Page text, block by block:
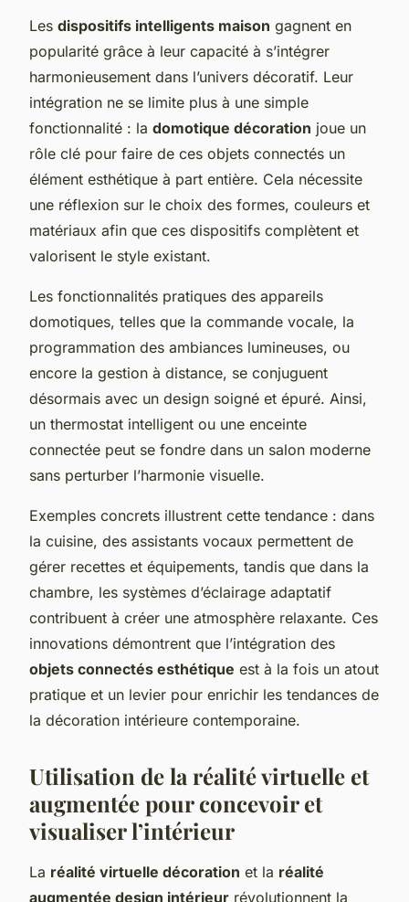
Les dispositifs intelligents maison gagnent en
popularité grâce à leur capacité à s’intégrer
harmonieusement dans l’univers décoratif. Leur
intégration ne se limite plus à une simple
fonctionnalité : la domotique décoration joue un
rôle clé pour faire de ces objets connectés un
élément esthétique à part entière. Cela nécessite
une réflexion sur le choix des formes, couleurs et
matériaux afin que ces dispositifs complètent et
valorisent le style existant.
Les fonctionnalités pratiques des appareils
domotiques, telles que la commande vocale, la
programmation des ambiances lumineuses, ou
encore la gestion à distance, se conjuguent
désormais avec un design soigné et épuré. Ainsi,
un thermostat intelligent ou une enceinte
connectée peut se fondre dans un salon moderne
sans perturber l’harmonie visuelle.
Exemples concrets illustrent cette tendance : dans
la cuisine, des assistants vocaux permettent de
gérer recettes et équipements, tandis que dans la
chambre, les systèmes d’éclairage adaptatif
contribuent à créer une atmosphère relaxante. Ces
innovations démontrent que l’intégration des
objets connectés esthétique est à la fois un atout
pratique et un levier pour enrichir les tendances de
la décoration intérieure contemporaine.
Utilisation de la réalité virtuelle et
augmentée pour concevoir et
visualiser l’intérieur
La réalité virtuelle décoration et la réalité
augmentée design intérieur révolutionnent la